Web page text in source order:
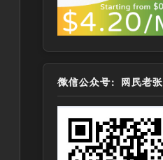
微信公众号：网民老张